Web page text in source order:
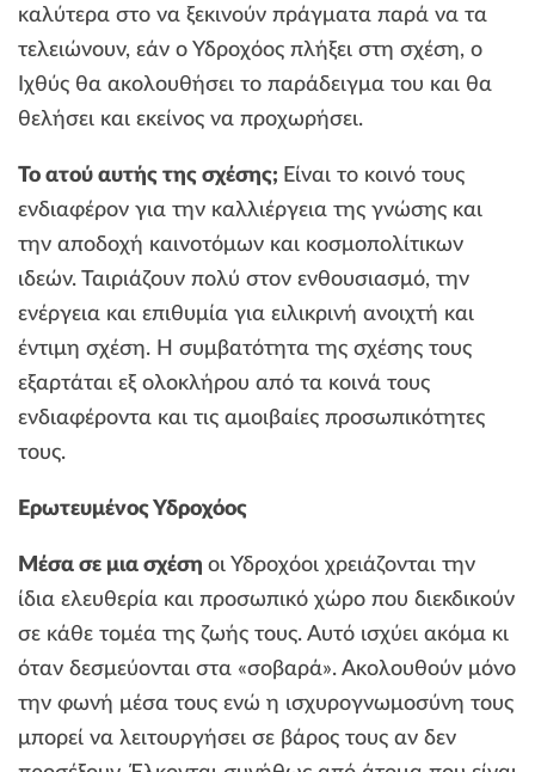
καλύτερα στο να ξεκινούν πράγματα παρά να τα
τελειώνουν, εάν ο Υδροχόος πλήξει στη σχέση, ο
Ιχθύς θα ακολουθήσει το παράδειγμα του και θα
θελήσει και εκείνος να προχωρήσει.
Το ατού αυτής της σχέσης; Είναι το κοινό τους
ενδιαφέρον για την καλλιέργεια της γνώσης και
την αποδοχή καινοτόμων και κοσμοπολίτικων
ιδεών. Ταιριάζουν πολύ στον ενθουσιασμό, την
ενέργεια και επιθυμία για ειλικρινή ανοιχτή και
έντιμη σχέση. Η συμβατότητα της σχέσης τους
εξαρτάται εξ ολοκλήρου από τα κοινά τους
ενδιαφέροντα και τις αμοιβαίες προσωπικότητες
τους.
Ερωτευμένος Υδροχόος
Μέσα σε μια σχέση οι Υδροχόοι χρειάζονται την
ίδια ελευθερία και προσωπικό χώρο που διεκδικούν
σε κάθε τομέα της ζωής τους. Αυτό ισχύει ακόμα κι
όταν δεσμεύονται στα «σοβαρά». Ακολουθούν μόνο
την φωνή μέσα τους ενώ η ισχυρογνωμοσύνη τους
μπορεί να λειτουργήσει σε βάρος τους αν δεν